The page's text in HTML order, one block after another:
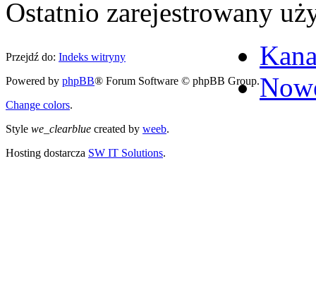
Ostatnio zarejestrowany
Przejdź do: Indeks witryny
Powered by phpBB® Forum Software © phpBB Group.
Change colors.
Style we_clearblue created by weeb.
Hosting dostarcza SW IT Solutions.